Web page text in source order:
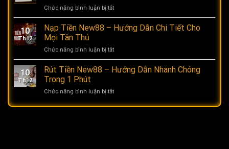
Mạnh
Mẽ,
Dẫn
Đơn
Vài
Thao
Chức năng bình luận bị tắt
Đăng
Nhập
Nghiệm
Cá
10
Th12
Nạp Tiền New88 – Hướng Dẫn Chi Tiết Cho
Mọi Tân Thủ
Chức năng bình luận bị tắt
Nạp
Tiền
New88
Dẫn
10
Th12
Rút Tiền New88 – Hướng Dẫn Nhanh Chóng
Trong 1 Phút
Chức năng bình luận bị tắt
Tiền